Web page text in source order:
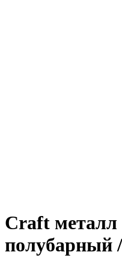
Craft
полубарный